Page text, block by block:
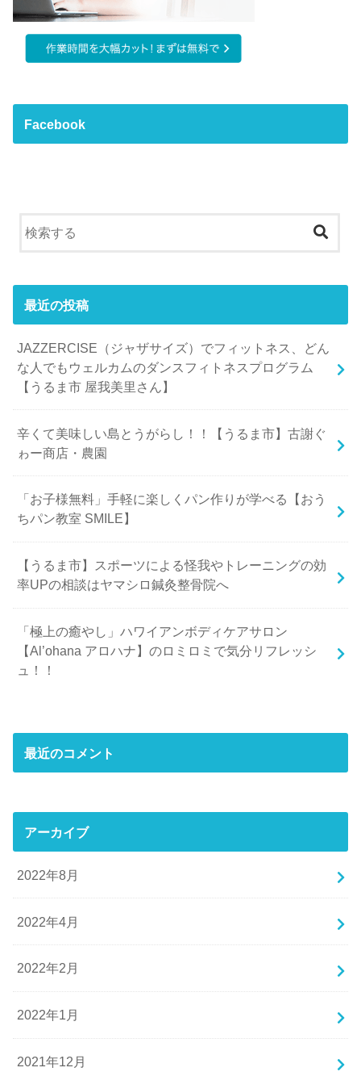
Facebook
最近の投稿
JAZZERCISE（ジャザサイズ）でフィットネス、どん
な人でもウェルカムのダンスフィトネスプログラム
【うるま市 屋我美里さん】
辛くて美味しい島とうがらし！！【うるま市】古謝ぐ
ゎー商店・農園
「お子様無料」手軽に楽しくパン作りが学べる【おう
ちパン教室 SMILE】
【うるま市】スポーツによる怪我やトレーニングの効
率UPの相談はヤマシロ鍼灸整骨院へ
「極上の癒やし」ハワイアンボディケアサロン
【Al’ohana アロハナ】のロミロミで気分リフレッシ
ュ！！
最近のコメント
アーカイブ
2022年8月
2022年4月
2022年2月
2022年1月
2021年12月